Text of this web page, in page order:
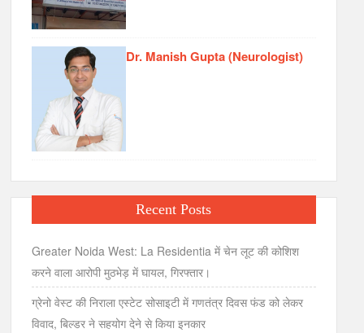
Dr. Manish Gupta (Neurologist)
Recent Posts
Greater Noida West: La Residentia में चेन लूट की कोशिश
करने वाला आरोपी मुठभेड़ में घायल, गिरफ्तार।
ग्रेनो वेस्ट की निराला एस्टेट सोसाइटी में गणतंत्र दिवस फंड को लेकर
विवाद, बिल्डर ने सहयोग देने से किया इनकार